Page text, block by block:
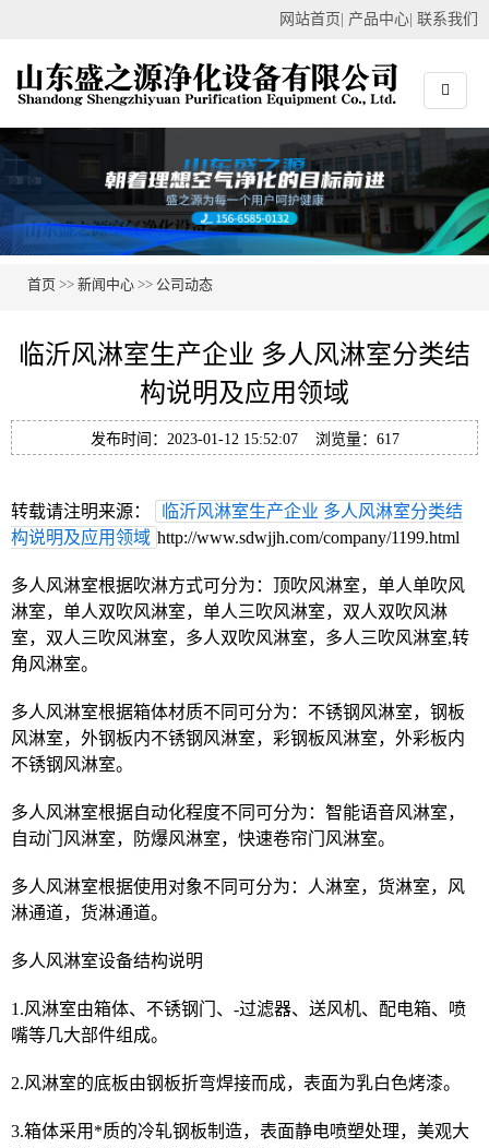
网站首页 产品中心 联系我们
首页 >> 新闻中心 >> 公司动态
临沂风淋室生产企业 多人风淋室分类结
构说明及应用领域
发布时间：2023-01-12 15:52:07 浏览量：617
转载请注明来源：
临沂风淋室生产企业 多人风淋室分类结
构说明及应用领域 http://www.sdwjjh.com/company/1199.html
多人风淋室根据吹淋方式可分为：顶吹风淋室，单人单吹风
淋室，单人双吹风淋室，单人三吹风淋室，双人双吹风淋
室，双人三吹风淋室，多人双吹风淋室，多人三吹风淋室,转
角风淋室。
多人风淋室根据箱体材质不同可分为：不锈钢风淋室，钢板
风淋室，外钢板内不锈钢风淋室，彩钢板风淋室，外彩板内
不锈钢风淋室。
多人风淋室根据自动化程度不同可分为：智能语音风淋室，
自动门风淋室，防爆风淋室，快速卷帘门风淋室。
多人风淋室根据使用对象不同可分为：人淋室，货淋室，风
淋通道，货淋通道。
多人风淋室设备结构说明
1.风淋室由箱体、不锈钢门、-过滤器、送风机、配电箱、喷
嘴等几大部件组成。
2.风淋室的底板由钢板折弯焊接而成，表面为乳白色烤漆。
3.箱体采用*质的冷轧钢板制造，表面静电喷塑处理，美观大